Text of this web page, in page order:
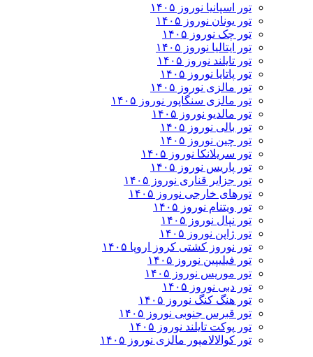
تور اسپانیا نوروز ۱۴۰۵
تور یونان نوروز ۱۴۰۵
تور چک نوروز ۱۴۰۵
تور ایتالیا نوروز ۱۴۰۵
تور تایلند نوروز ۱۴۰۵
تور پاتایا نوروز ۱۴۰۵
تور مالزی نوروز ۱۴۰۵
تور مالزی سنگاپور نوروز ۱۴۰۵
تور مالدیو نوروز ۱۴۰۵
تور بالی نوروز ۱۴۰۵
تور چين نوروز ۱۴۰۵
تور سریلانکا نوروز ۱۴۰۵
تور پاریس نوروز ۱۴۰۵
تور جزایر قناری نوروز ۱۴۰۵
تورهای خارجی نوروز ۱۴۰۵
تور ویتنام نوروز ۱۴۰۵
تور نپال نوروز ۱۴۰۵
تور ژاپن نوروز ۱۴۰۵
تور نوروز کشتی کروز اروپا ۱۴۰۵
تور فیلیپین نوروز ۱۴۰۵
تور موریس نوروز ۱۴۰۵
تور دبی نوروز ۱۴۰۵
تور هنگ کنگ نوروز ۱۴۰۵
تور قبرس جنوبی نوروز ۱۴۰۵
تور پوکت تایلند نوروز ۱۴۰۵
تور کوالالامپور مالزی نوروز ۱۴۰۵